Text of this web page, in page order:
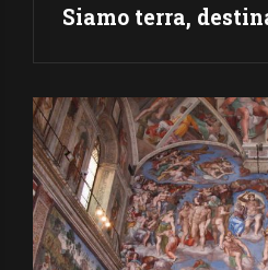
Siamo terra,